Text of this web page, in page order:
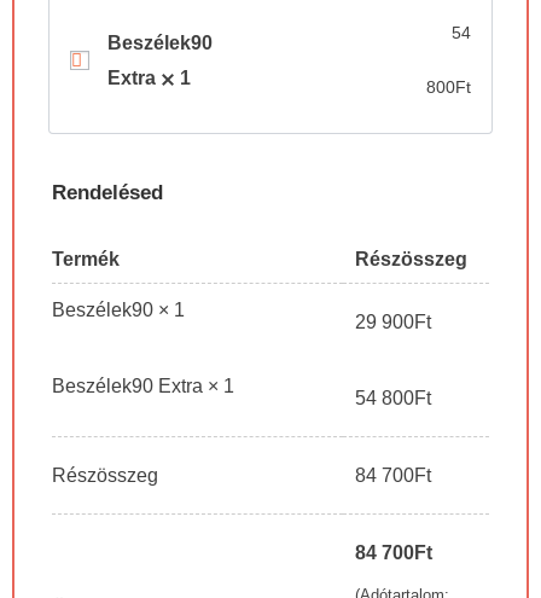
Beszélek90
Extra
1
54
800Ft
Rendelésed
Termék Részösszeg
Beszélek90 × 1
29 900Ft
Beszélek90 Extra × 1
54 800Ft
Részösszeg 84 700Ft
84 700Ft